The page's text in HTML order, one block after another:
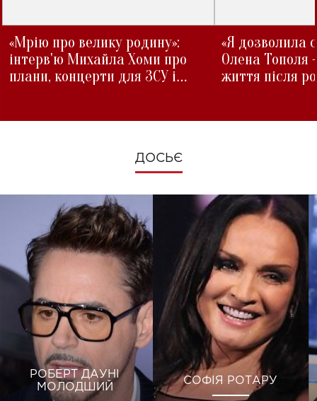
«Мрію про велику родину»:
інтерв'ю Михайла Хоми про
плани, концерти для ЗСУ і
«Я дозволила
Олена Тополя
життя після
ДОСЬЄ
РОБЕРТ ДАУНІ
МОЛОДШИЙ
СОФІЯ РОТАРУ